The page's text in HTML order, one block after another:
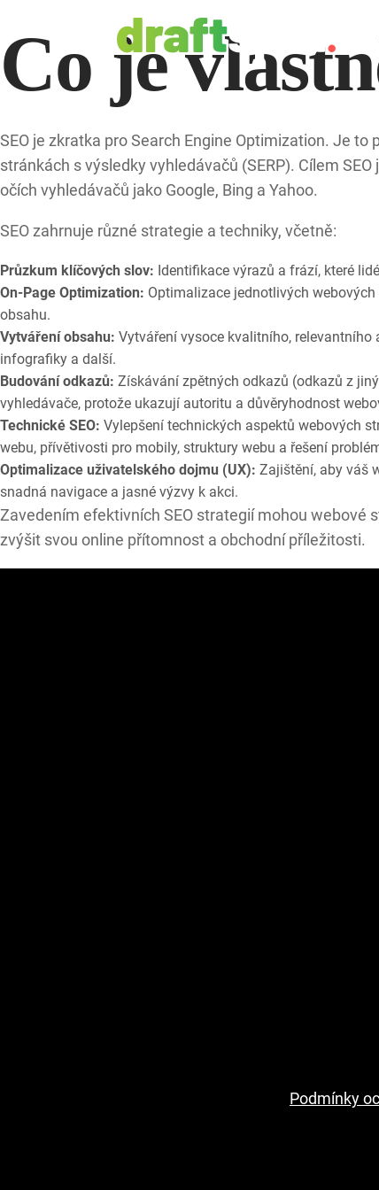
Co je
SEO je zkratka pro Search Engine Optimization. Je
stránkách s výsledky vyhledávačů (SERP). Cílem
očích vyhledávačů jako Google, Bing a Yahoo.
SEO zahrnuje různé strategie a techniky, včetně:
Průzkum klíčových slov: Identifikace výrazů a frází, které
On-Page Optimization: Optimalizace jednotlivých
obsahu.
Vytváření obsahu: Vytváření vysoce kvalitního,
infografiky a další.
Budování odkazů: Získávání zpětných odkazů (odkazů z
vyhledávače, protože ukazují autoritu a důvěryhodnost
Technické SEO: Vylepšení technických aspektů webových
webu, přívětivosti pro mobily, struktury webu a řešení
Optimalizace uživatelského dojmu (UX): Zajištění, aby váš
snadná navigace a jasné výzvy k akci.
Zavedením efektivních SEO strategií mohou webové
zvýšit svou online přítomnost a obchodní příležitosti.
Podmínky